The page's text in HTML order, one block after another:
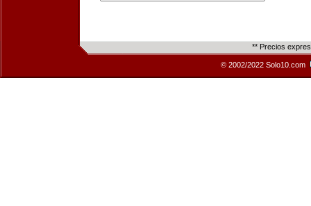
** Precios
© 2002/2022 Solo10.com